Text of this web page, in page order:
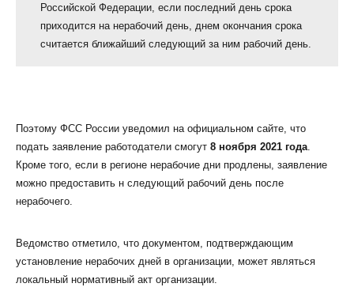
Российской Федерации, если последний день срока
приходится на нерабочий день, днем окончания срока
считается ближайший следующий за ним рабочий день.
Поэтому ФСС России уведомил на официальном сайте, что
подать заявление работодатели смогут 8 ноября 2021 года
Кроме того, если в регионе нерабочие дни продлены, заявление
можно предоставить н следующий рабочий день после
нерабочего.
Ведомство отметило, что документом, подтверждающим
установление нерабочих дней в организации, может являться
локальный нормативный акт организации.